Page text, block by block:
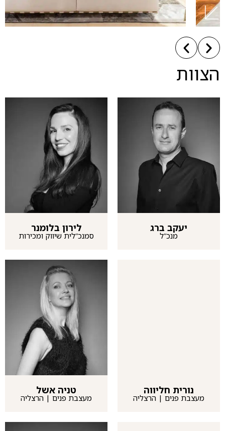
הצוות
יעקב ברג
מנכ”ל
לירון בלומנר
סמנכ”לית שיווק ומכירות
נורית חליווה
מעצבת פנים | הרצליה
טניה אשל
מעצבת פנים | הרצליה